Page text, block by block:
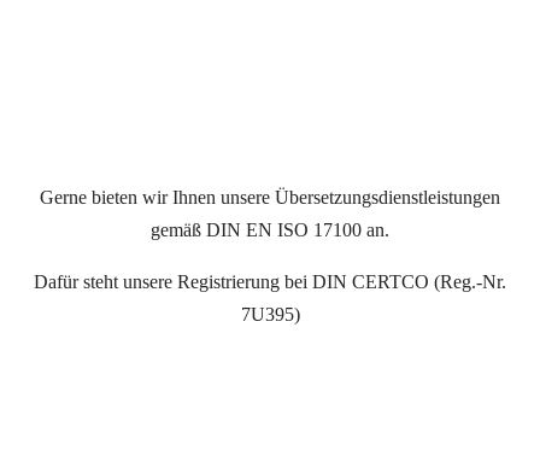
Gerne bieten wir Ihnen unsere Übersetzungsdienstleistungen
gemäß DIN EN ISO 17100 an.
Dafür steht unsere Registrierung bei DIN CERTCO (Reg.-Nr.
7U395)